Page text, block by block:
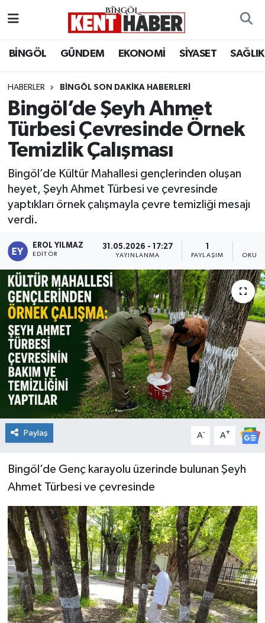
BİNGÖL GÜNDEM EKONOMİ SİYASET SAĞLIK
HABERLER BINGÖL SON DAKIKA HABERLERI
Bingöl’de Şeyh Ahmet
Türbesi Çevresinde Örnek
Temizlik Çalışması
Bingöl’de Kültür Mahallesi gençlerinden oluşan
heyet, Şeyh Ahmet Türbesi ve çevresinde
yaptıkları örnek çalışmayla çevre temizliği mesajı
verdi.
EROL YILMAZ
EDITÖR
31.05.2026 - 17:27
YAYINLANMA PAYLAŞIM
Paylaş A- A+
Bingöl’de Genç karayolu üzerinde bulunan Şeyh
Ahmet Türbesi ve çevresinde
BİLİM-TEKNOLOJİ
DÜNYA
EĞİTİM
GENÇ
GÜNDEM
KARLIOVA
KİĞI
MERKEZ
RESMİ İLANLAR
SAĞLIK
SİYASET
SOLHAN
SPOR
YEDİSU
Bingöl Hava Durumu
Bingöl Namaz Vakitleri
Bingöl Trafik Yoğunluk Haritası
Tüm Manşetler
Son Dakika Haberleri
Haber Arşivi